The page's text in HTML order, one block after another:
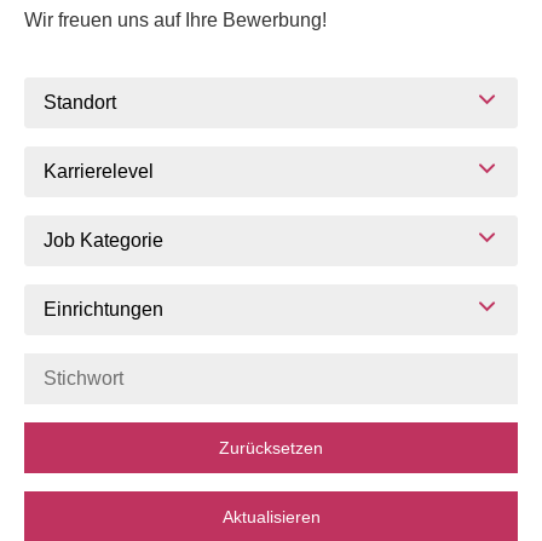
Wir freuen uns auf Ihre Bewerbung!
Standort
Karrierelevel
Job Kategorie
Einrichtungen
Zurücksetzen
Aktualisieren